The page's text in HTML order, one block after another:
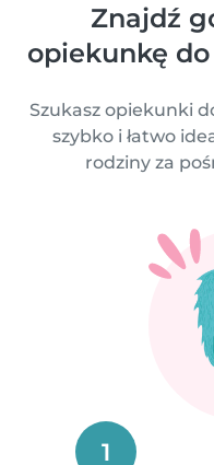
Znajdź
opiekunkę
Szukasz opiekunki
szybko i łatwo
rodziny za
1